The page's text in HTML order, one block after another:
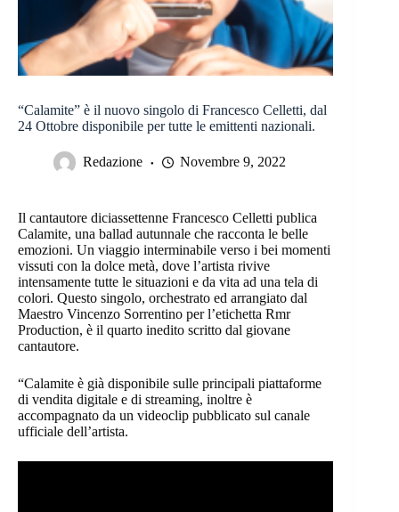
“Calamite” è il nuovo singolo di Francesco Celletti, dal
24 Ottobre disponibile per tutte le emittenti nazionali.
Redazione Novembre 9, 2022
Il cantautore diciassettenne Francesco Celletti publica
Calamite, una ballad autunnale che racconta le belle
emozioni. Un viaggio interminabile verso i bei momenti
vissuti con la dolce metà, dove l’artista rivive
intensamente tutte le situazioni e da vita ad una tela di
colori. Questo singolo, orchestrato ed arrangiato dal
Maestro Vincenzo Sorrentino per l’etichetta Rmr
Production, è il quarto inedito scritto dal giovane
cantautore.
“Calamite è già disponibile sulle principali piattaforme
di vendita digitale e di streaming, inoltre è
accompagnato da un videoclip pubblicato sul canale
ufficiale dell’artista.